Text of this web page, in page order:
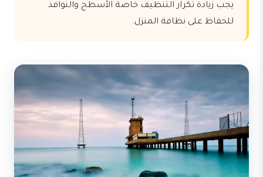
يجب زيادة تكرار التنظيف خاصة الأسطح والنوافذ
للحفاظ على نظافة المنزل.